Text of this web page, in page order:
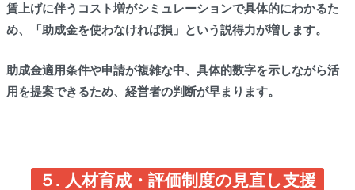
賃上げに伴うコスト増がシミュレーションで具体的にわかるた
め、「助成金を使わなければ損」という説得力が増します。
助成金適用条件や申請が複雑な中、具体的数字を示しながら活
用を提案できるため、経営者の判断が早まります。
５. 人材育成・評価制度の見直し支援